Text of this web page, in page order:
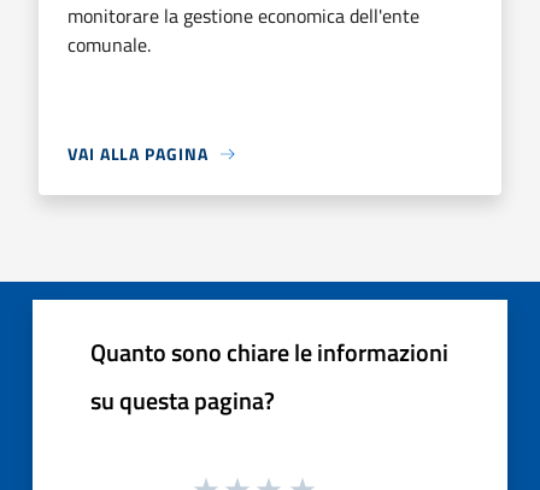
monitorare la gestione economica dell'ente
comunale.
VAI ALLA PAGINA
Quanto sono chiare le informazioni
su questa pagina?